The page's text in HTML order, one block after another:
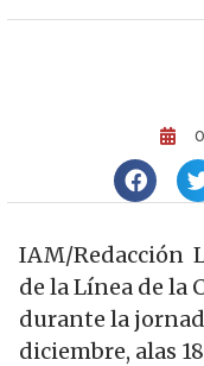
IAM/Redacción
de la Línea de la
durante la
diciembre, alas